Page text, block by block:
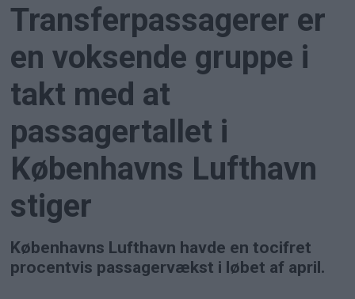
Transferpassagerer er
en voksende gruppe i
takt med at
passagertallet i
Københavns Lufthavn
stiger
Københavns Lufthavn havde en tocifret
procentvis passagervækst i løbet af april.